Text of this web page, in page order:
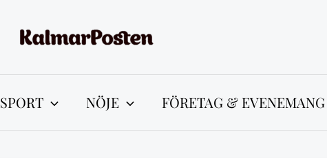
SPORT NÖJE FÖRETAG & EVENEMANG